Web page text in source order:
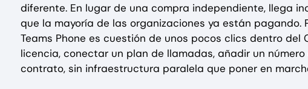
diferente. En lugar de una compra independiente, llega
que la mayoría de las organizaciones ya están pagando.
Teams Phone es cuestión de unos pocos clics dentro
licencia, conectar un plan de llamadas, añadir un
contrato, sin infraestructura paralela que poner en